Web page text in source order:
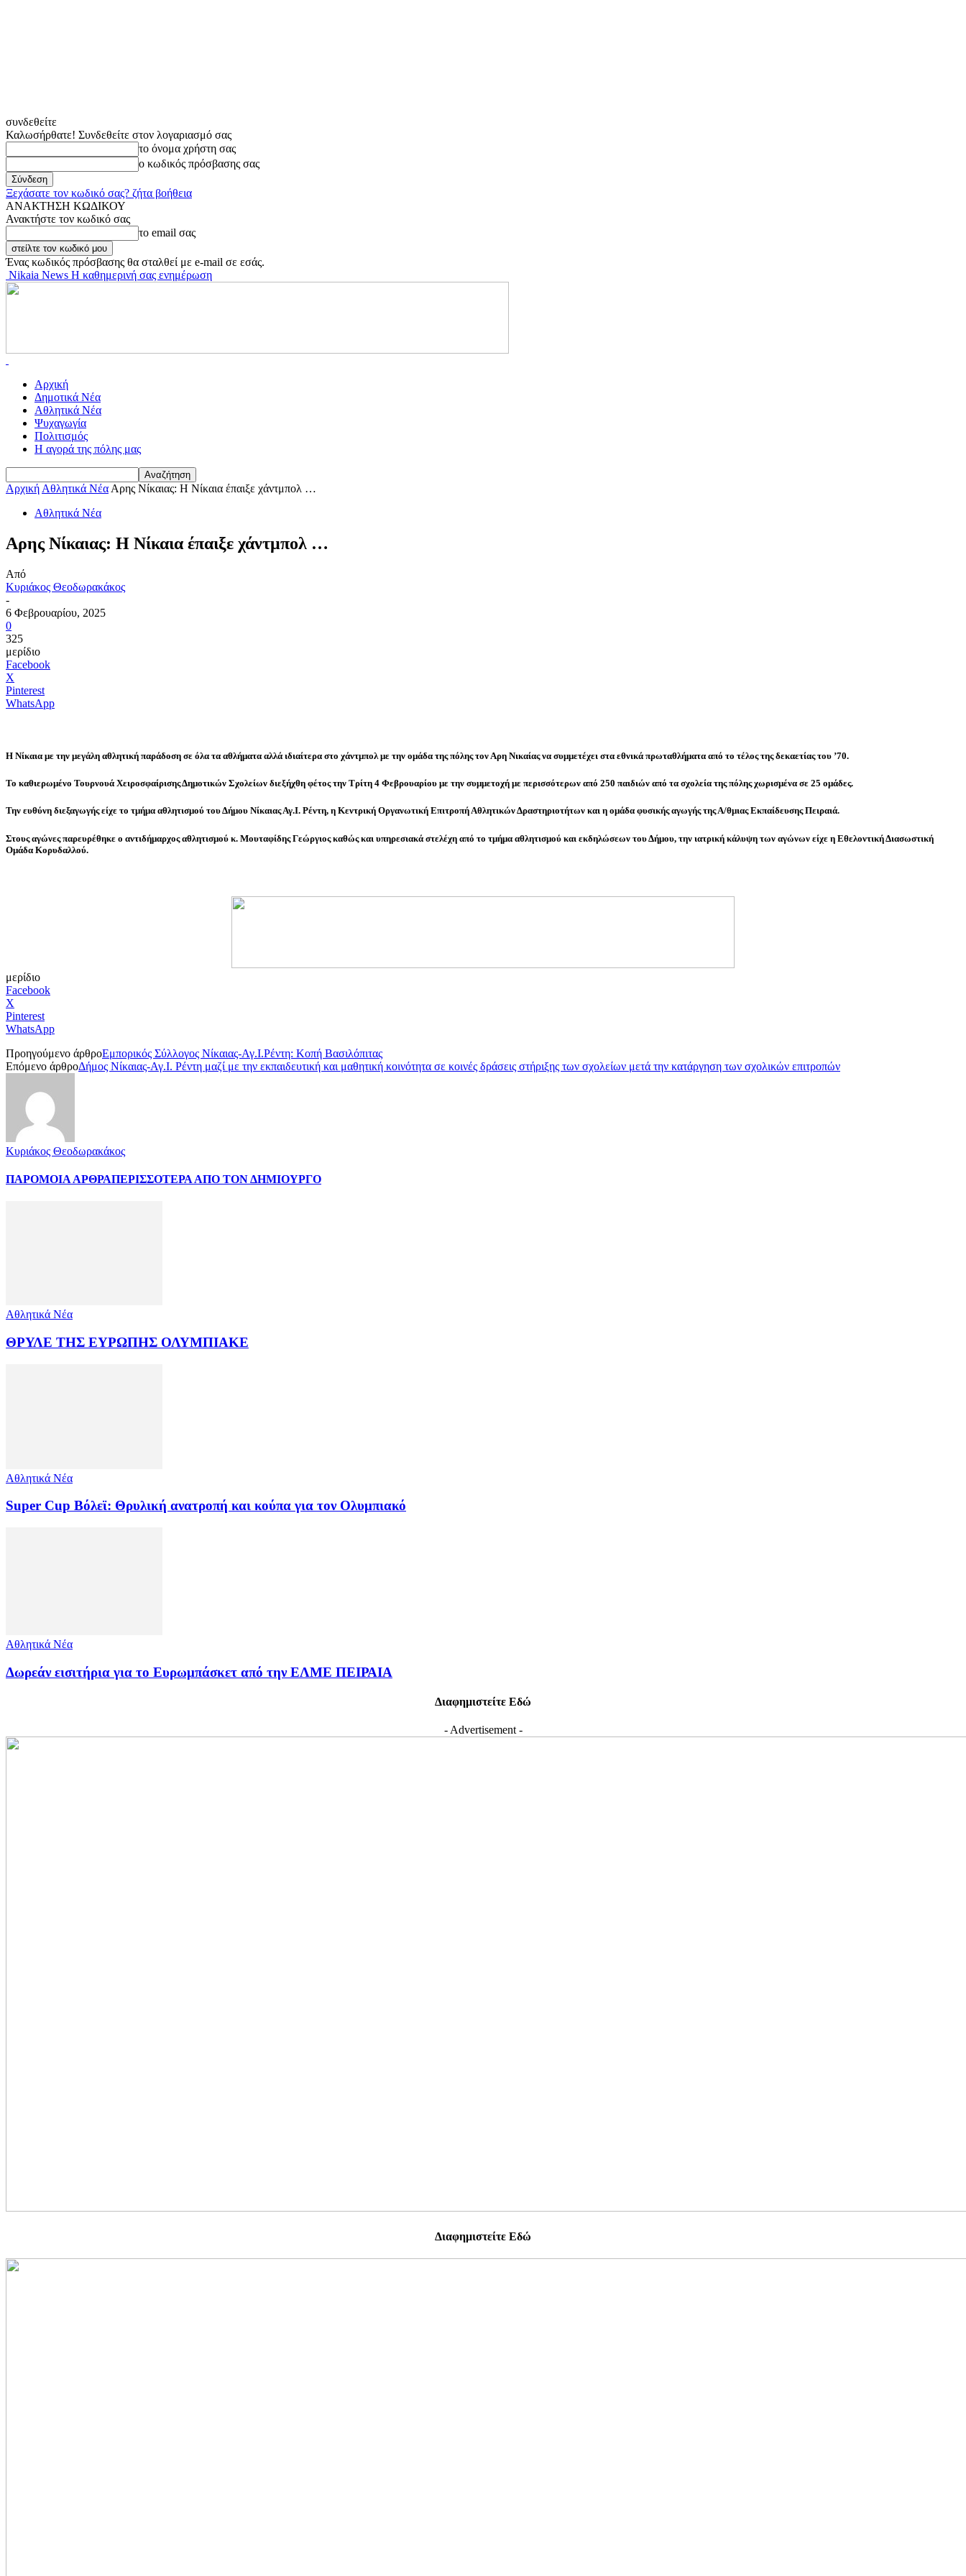
συνδεθείτε
Καλωσήρθατε! Συνδεθείτε στον λογαριασμό σας
το όνομα χρήστη σας
ο κωδικός πρόσβασης σας
Ξεχάσατε τον κωδικό σας? ζήτα βοήθεια
ΑΝΑΚΤΗΣΗ ΚΩΔΙΚΟΥ
Ανακτήστε τον κωδικό σας
το email σας
Ένας κωδικός πρόσβασης θα σταλθεί με e-mail σε εσάς.
Nikaia News Η καθημερινή σας ενημέρωση
Αρχική
Δημοτικά Νέα
Αθλητικά Νέα
Ψυχαγωγία
Πολιτισμός
Η αγορά της πόλης μας
Αρχική Αθλητικά Νέα Αρης Νίκαιας: H Νίκαια έπαιξε χάντμπολ …
Αθλητικά Νέα
Αρης Νίκαιας: H Νίκαια έπαιξε χάντμπολ …
Από
Κυριάκος Θεοδωρακάκος
-
6 Φεβρουαρίου, 2025
0
325
μερίδιο
Facebook
X
Pinterest
WhatsApp
Η Νίκαια με την μεγάλη αθλητική παράδοση σε όλα τα αθλήματα αλλά ιδιαίτερα στο χάντμπολ με την ομάδα της πόλης τον Αρη Νικαίας να συμμετέχει στα εθνικά πρωταθλήματα από το τέλος της δεκαετίας του ’70.
Το καθιερωμένο Τουρνουά Χειροσφαίρισης Δημοτικών Σχολείων διεξήχθη φέτος την Τρίτη 4 Φεβρουαρίου με την συμμετοχή με περισσότερων από 250 παιδιών από τα σχολεία της πόλης χωρισμένα σε 25 ομάδες.
Την ευθύνη διεξαγωγής είχε το τμήμα αθλητισμού του Δήμου Νίκαιας Αγ.Ι. Ρέντη, η Κεντρική Οργανωτική Επιτροπή Αθλητικών Δραστηριοτήτων και η ομάδα φυσικής αγωγής της Α/θμιας Εκπαίδευσης Πειραιά.
Στους αγώνες παρευρέθηκε ο αντιδήμαρχος αθλητισμού κ. Μουταφίδης Γεώργιος καθώς και υπηρεσιακά στελέχη από το τμήμα αθλητισμού και εκδηλώσεων του Δήμου, την ιατρική κάλυψη των αγώνων είχε η Εθελοντική Διασωστική
Ομάδα Κορυδαλλού.
μερίδιο
Facebook
X
Pinterest
WhatsApp
Προηγούμενο άρθροΕμπορικός Σύλλογος Νίκαιας-Αγ.Ι.Ρέντη: Κοπή Βασιλόπιτας
Επόμενο άρθροΔήμος Νίκαιας-Αγ.Ι. Ρέντη μαζί με την εκπαιδευτική και μαθητική κοινότητα σε κοινές δράσεις στήριξης των σχολείων μετά την κατάργηση των σχολικών επιτροπών
Κυριάκος Θεοδωρακάκος
ΠΑΡΟΜΟΙΑ ΑΡΘΡΑΠΕΡΙΣΣΟΤΕΡΑ ΑΠΟ ΤΟΝ ΔΗΜΙΟΥΡΓΟ
Αθλητικά Νέα
ΘΡΥΛΕ ΤΗΣ ΕΥΡΩΠΗΣ ΟΛΥΜΠΙΑΚΕ
Αθλητικά Νέα
Super Cup Βόλεϊ: Θρυλική ανατροπή και κούπα για τον Ολυμπιακό
Αθλητικά Νέα
Δωρεάν εισιτήρια για το Ευρωμπάσκετ από την ΕΛΜΕ ΠΕΙΡΑΙΑ
Διαφημιστείτε Εδώ
- Advertisement -
Διαφημιστείτε Εδώ